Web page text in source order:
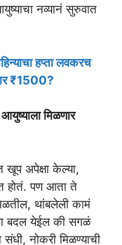
नव्यानं सुरुवात
हप्ता लवकरच
₹1500?
मिळणार
खूप अपेक्षा केल्या,
होतं. पण आता ते
थांबलेली कामं
बदल येईल की सगळं
नोकरी मिळण्याची